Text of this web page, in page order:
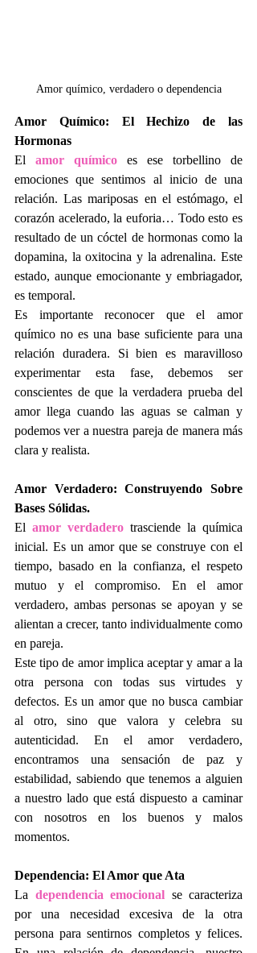
Amor químico, verdadero o dependencia
Amor Químico: El Hechizo de las
Hormonas
El amor químico es ese torbellino de
emociones que sentimos al inicio de una
relación. Las mariposas en el estómago, el
corazón acelerado, la euforia… Todo esto es
resultado de un cóctel de hormonas como la
dopamina, la oxitocina y la adrenalina. Este
estado, aunque emocionante y embriagador,
es temporal.
Es importante reconocer que el amor
químico no es una base suficiente para una
relación duradera. Si bien es maravilloso
experimentar esta fase, debemos ser
conscientes de que la verdadera prueba del
amor llega cuando las aguas se calman y
podemos ver a nuestra pareja de manera más
clara y realista.
Amor Verdadero: Construyendo Sobre
Bases Sólidas.
El amor verdadero trasciende la química
inicial. Es un amor que se construye con el
tiempo, basado en la confianza, el respeto
mutuo y el compromiso. En el amor
verdadero, ambas personas se apoyan y se
alientan a crecer, tanto individualmente como
en pareja.
Este tipo de amor implica aceptar y amar a la
otra persona con todas sus virtudes y
defectos. Es un amor que no busca cambiar
al otro, sino que valora y celebra su
autenticidad. En el amor verdadero,
encontramos una sensación de paz y
estabilidad, sabiendo que tenemos a alguien
a nuestro lado que está dispuesto a caminar
con nosotros en los buenos y malos
momentos.
Dependencia: El Amor que Ata
La dependencia emocional se caracteriza
por una necesidad excesiva de la otra
persona para sentirnos completos y felices.